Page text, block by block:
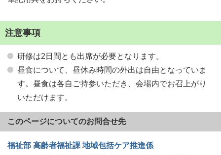
注意事項
研修は2日間とも出席が必要となります。
昼食について、昼休み時間の外出は自由となっていま
す。昼食は各自ご持参いただき、会場内でお召上がり
いただけます。
このページについてのお問合せ先
福祉部 高齢者福祉課 地域包括ケア推進係